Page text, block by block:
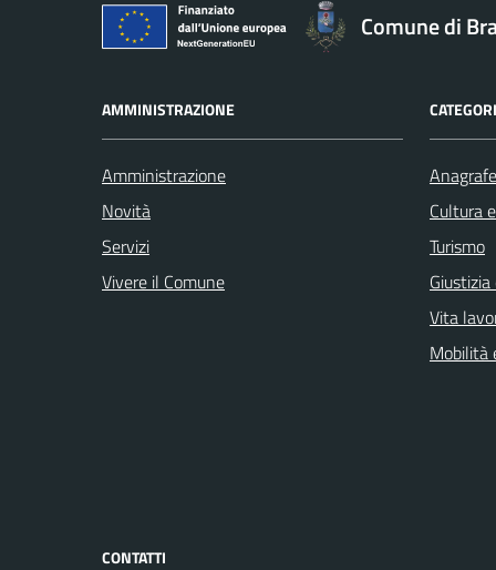
Comune di
AMMINISTRAZIONE
Amministrazione
Novità
Servizi
Vivere il Comune
Cultura
Turismo
Vita
Mobilità
CONTATTI